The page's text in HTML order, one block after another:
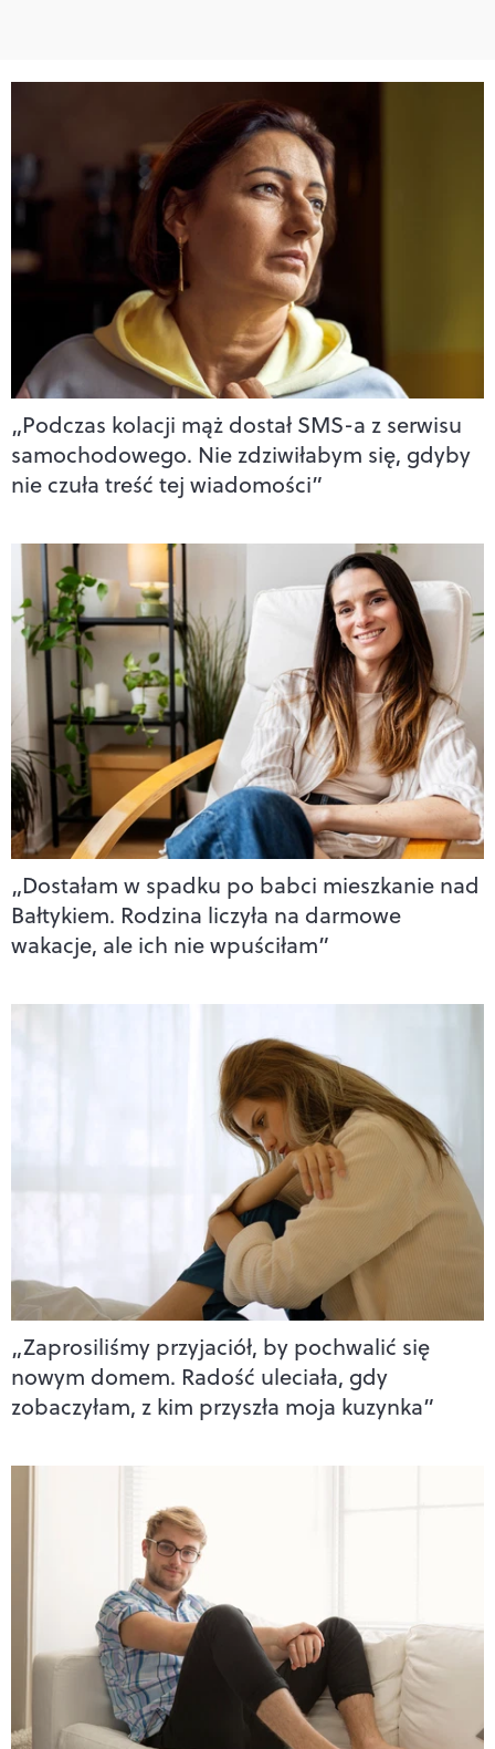
„Podczas kolacji mąż dostał SMS-a z serwisu
samochodowego. Nie zdziwiłabym się, gdyby
nie czuła treść tej wiadomości”
„Dostałam w spadku po babci mieszkanie nad
Bałtykiem. Rodzina liczyła na darmowe
wakacje, ale ich nie wpuściłam”
„Zaprosiliśmy przyjaciół, by pochwalić się
nowym domem. Radość uleciała, gdy
zobaczyłam, z kim przyszła moja kuzynka”